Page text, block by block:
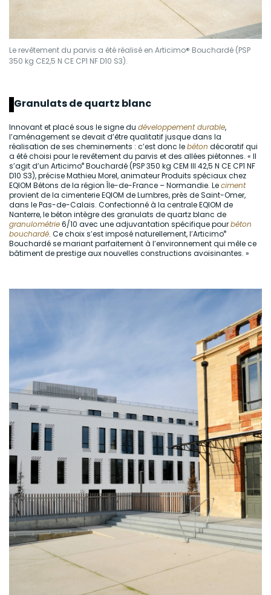
Le revêtement du parvis a été réalisé en Articimo® Bouchardé (PSP
350 kg CE2,5 N CE CP1 NF D10 S3).
Granulats de quartz blanc
Innovant et placé sous le signe du développement durable,
l’aménagement se devait d’être qualitatif jusque dans la
réalisation de ses cheminements : c’est donc lebéton décoratif qui
a été choisi pour le revêtement du parvis et des allées piétonnes. « Il
s’agit d’un Articimo® Bouchardé (PSP 350 kg CEM III 42,5 N CE CP1 NF
D10 S3), précise Mathieu Morel, animateur Produits spéciaux chez
EQIOM Bétons de la région Île-de-France – Normandie. Leciment
provient de la cimenterie EQIOM de Lumbres, près de Saint-Omer,
dans le Pas-de-Calais. Confectionné à la centrale EQIOM de
Nanterre, le béton intègre des granulats de quartz blanc de
granulométrie6/10 avec une adjuvantation spécifique pourbéton
bouchardé. Ce choix s’est imposé naturellement, l’Articimo®
Bouchardé se mariant parfaitement à l’environnement qui mêle ce
bâtiment de prestige aux nouvelles constructions avoisinantes. »